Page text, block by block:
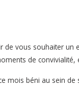
de vous souhaiter un
de convivialité,
mois béni au sein